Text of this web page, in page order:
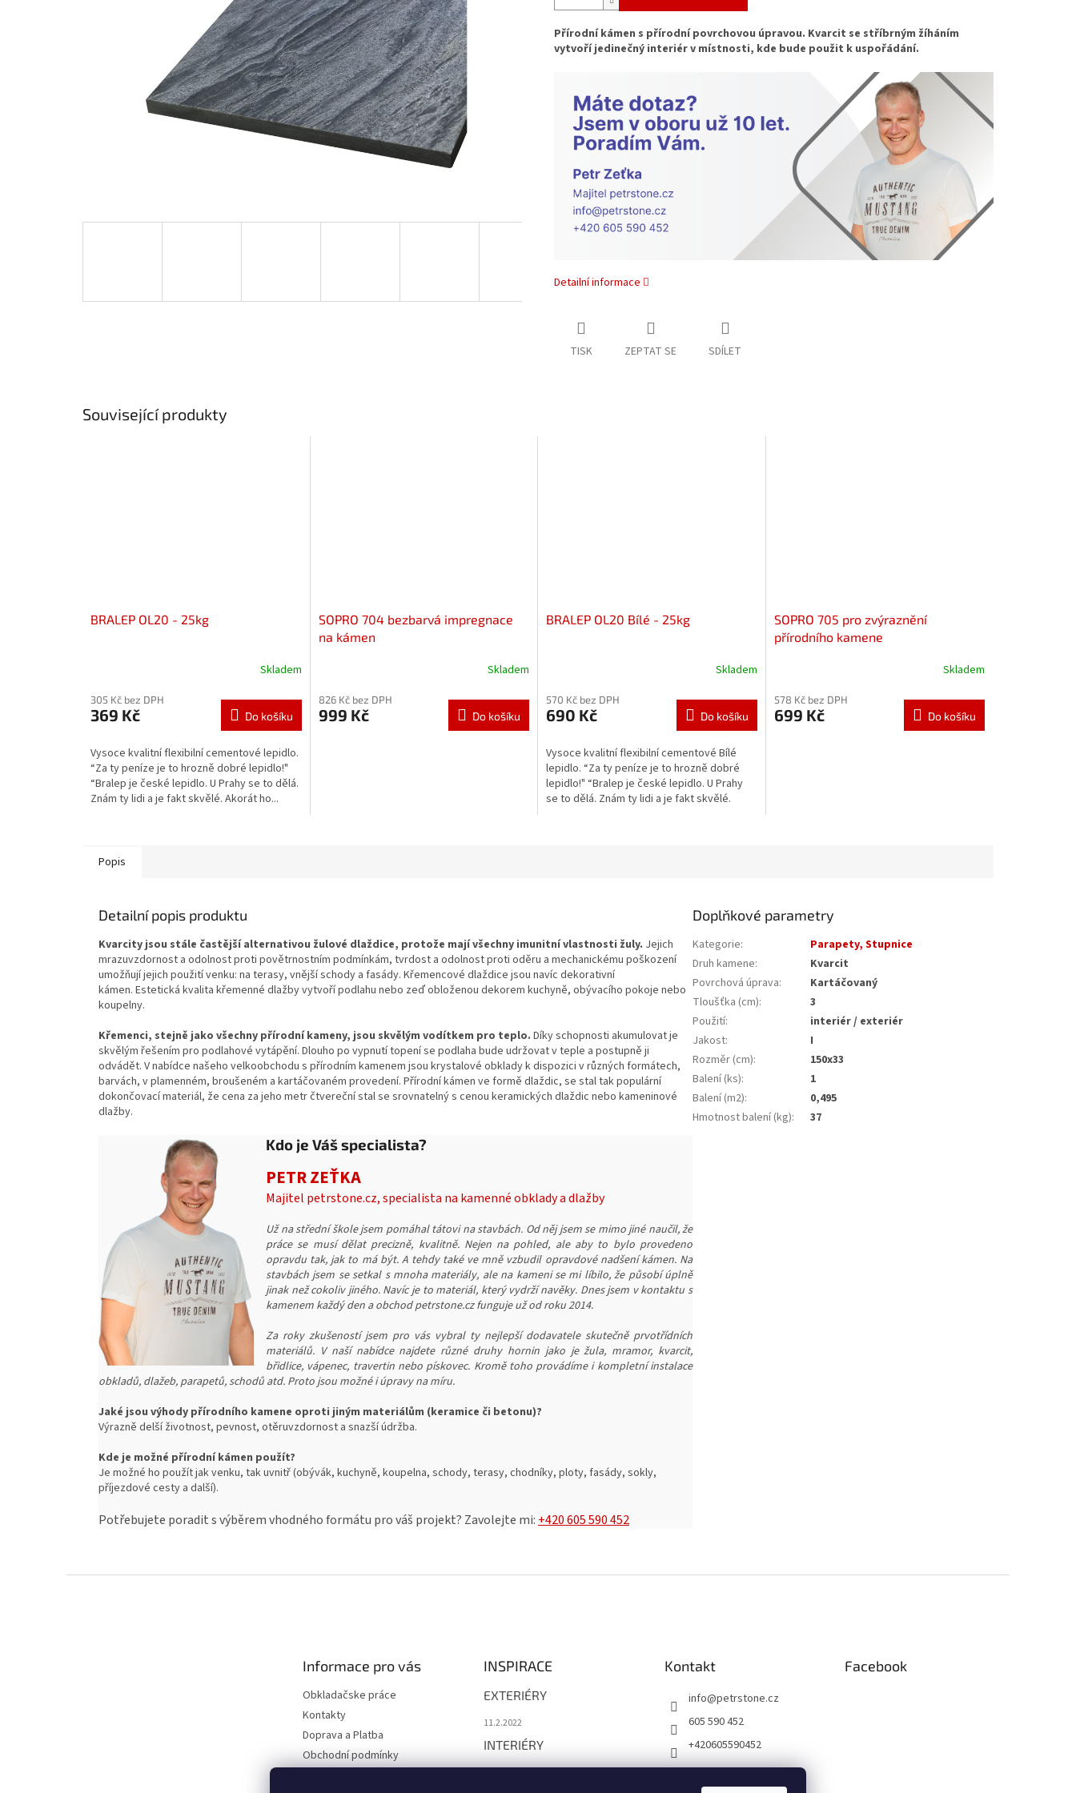
Přírodní kámen s přírodní povrchovou úpravou. Kvarcit se stříbrným žíháním
vytvoří jedinečný interiér v místnosti, kde bude použit k uspořádání.
Detailní informace
TISK ZEPTAT SE SDÍLET
Související produkty
BRALEP OL20 - 25kg
Skladem
305 Kč bez DPH
369 Kč Do košíku
Vysoce kvalitní flexibilní cementové lepidlo.
“Za ty peníze je to hrozně dobré lepidlo!"
“Bralep je české lepidlo. U Prahy se to dělá.
Znám ty lidi a je fakt skvělé. Akorát ho...
SOPRO 704 bezbarvá impregnace
na kámen
Skladem
826 Kč bez DPH
999 Kč Do košíku
BRALEP OL20 Bílé - 25kg
Skladem
570 Kč bez DPH
690 Kč Do košíku
Vysoce kvalitní flexibilní cementové Bílé
lepidlo. “Za ty peníze je to hrozně dobré
lepidlo!" “Bralep je české lepidlo. U Prahy
se to dělá. Znám ty lidi a je fakt skvělé.
SOPRO 705 pro zvýraznění
přírodního kamene
Skladem
578 Kč bez DPH
699 Kč Do košíku
Popis
Detailní popis produktu
Kvarcity jsou stále častější alternativou žulové dlaždice, protože mají všechny imunitní vlastnosti žuly. Jejich
mrazuvzdornost a odolnost proti povětrnostním podmínkám, tvrdost a odolnost proti oděru a mechanickému poškození
umožňují jejich použití venku: na terasy, vnější schody a fasády. Křemencové dlaždice jsou navíc dekorativní
kámen. Estetická kvalita křemenné dlažby vytvoří podlahu nebo zeď obloženou dekorem kuchyně, obývacího pokoje nebo
koupelny.
Křemenci, stejně jako všechny přírodní kameny, jsou skvělým vodítkem pro teplo. Díky schopnosti akumulovat je
skvělým řešením pro podlahové vytápění. Dlouho po vypnutí topení se podlaha bude udržovat v teple a postupně ji
odvádět. V nabídce našeho velkoobchodu s přírodním kamenem jsou krystalové obklady k dispozici v různých formátech,
barvách, v plamenném, broušeném a kartáčovaném provedení. Přírodní kámen ve formě dlaždic, se stal tak populární
dokončovací materiál, že cena za jeho metr čtvereční stal se srovnatelný s cenou keramických dlaždic nebo kameninové
dlažby.
Kdo je Váš specialista?
PETR ZEŤKA
Majitel petrstone.cz, specialista na kamenné obklady a dlažby
Už na střední škole jsem pomáhal tátovi na stavbách. Od něj jsem se mimo jiné naučil, že
práce se musí dělat precizně, kvalitně. Nejen na pohled, ale aby to bylo provedeno
opravdu tak, jak to má být. A tehdy také ve mně vzbudil opravdové nadšení kámen. Na
stavbách jsem se setkal s mnoha materiály, ale na kameni se mi líbilo, že působí úplně
jinak než cokoliv jiného. Navíc je to materiál, který vydrží navěky. Dnes jsem v kontaktu s
kamenem každý den a obchod petrstone.cz funguje už od roku 2014.
Za roky zkušeností jsem pro vás vybral ty nejlepší dodavatele skutečně prvotřídních
materiálů. V naší nabídce najdete různé druhy hornin jako je žula, mramor, kvarcit,
břidlice, vápenec, travertin nebo pískovec. Kromě toho provádíme i kompletní instalace
obkladů, dlažeb, parapetů, schodů atd. Proto jsou možné i úpravy na míru.
Jaké jsou výhody přírodního kamene oproti jiným materiálům (keramice či betonu)?
Výrazně delší životnost, pevnost, otěruvzdornost a snazší údržba.
Kde je možné přírodní kámen použít?
Je možné ho použít jak venku, tak uvnitř (obývák, kuchyně, koupelna, schody, terasy, chodníky, ploty, fasády, sokly,
příjezdové cesty a další).
Potřebujete poradit s výběrem vhodného formátu pro váš projekt? Zavolejte mi: +420 605 590 452
Doplňkové parametry
Kategorie:
Parapety, Stupnice
Druh kamene:
Kvarcit
Povrchová úprava:
Kartáčovaný
Tloušťka (cm):
3
Použití:
interiér / exteriér
Jakost:
I
Rozměr (cm):
150x33
Balení (ks):
1
Balení (m2):
0,495
Hmotnost balení (kg): 37
Informace pro vás
Obkladačske práce
Kontakty
Doprava a Platba
Obchodní podmínky
INSPIRACE
EXTERIÉRY
11.2.2022
INTERIÉRY
Kontakt
info@petrstone.cz
605 590 452
+420605590452
Facebook